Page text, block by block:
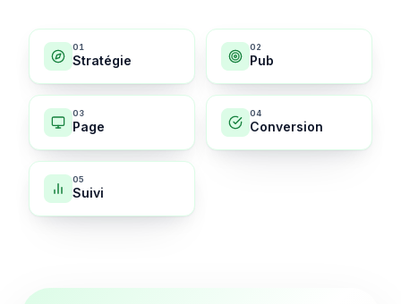
01
Stratégie
02
Pub
03
Page
04
Conversion
05
Suivi